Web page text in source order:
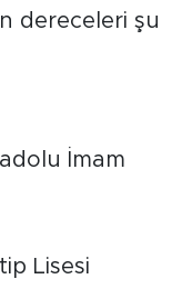
dereceleri şu
İmam
Lisesi